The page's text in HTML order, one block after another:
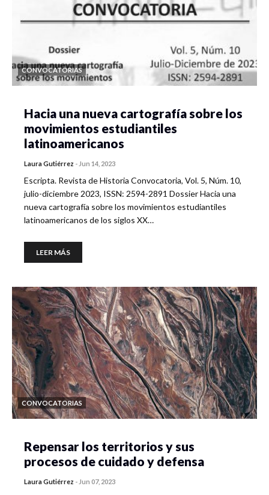
CONVOCATORIAS
Hacia una nueva cartografía sobre los
movimientos estudiantiles
latinoamericanos
Laura Gutiérrez - Jun 14, 2023
Escripta. Revista de Historia Convocatoria, Vol. 5, Núm. 10,
julio-diciembre 2023, ISSN: 2594-2891 Dossier Hacia una
nueva cartografía sobre los movimientos estudiantiles
latinoamericanos de los siglos XX…
LEER MÁS
CONVOCATORIAS
Repensar los territorios y sus
procesos de cuidado y defensa
Laura Gutiérrez - Jun 07, 2023